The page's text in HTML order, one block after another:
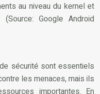
au niveau du kernel et
Google Android
sécurité sont essentiels
les menaces, mais ils
importantes. En